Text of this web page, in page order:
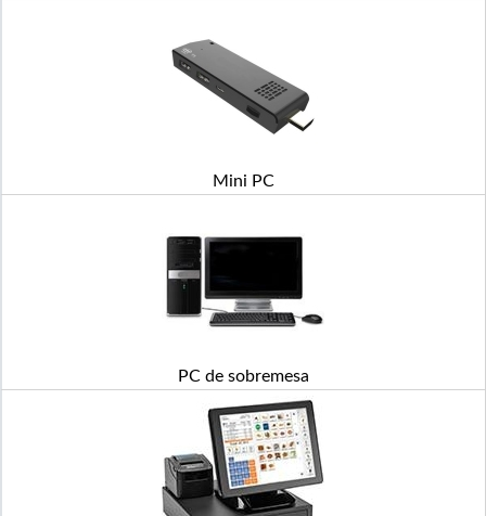
Mini PC
PC de sobremesa